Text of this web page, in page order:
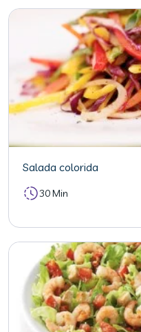
Salada colorida
30 Min